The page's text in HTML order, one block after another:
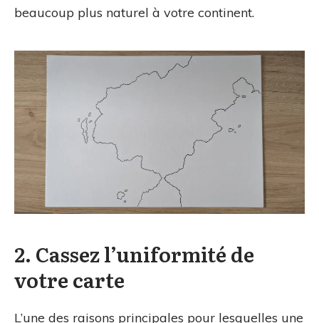
beaucoup plus naturel à votre continent.
2. Cassez l’uniformité de
votre carte
L’une des raisons principales pour lesquelles une